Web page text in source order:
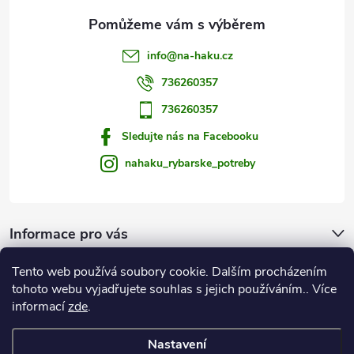
Tento web používá soubory cookie. Dalším procházením
tohoto webu vyjadřujete souhlas s jejich používáním.. Více
informacízde.
Nastavení
Informace pro vás
Zprávy od vody
info@na-haku.cz
736260357
736260357
Sledujte nás na Facebooku
nahaku_rybarske_potreby